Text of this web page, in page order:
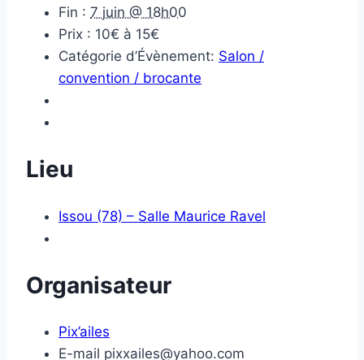
Fin : 7 juin @ 18h00
Prix : 10€ à 15€
Catégorie d’Évènement: Salon /
convention / brocante
Lieu
Issou (78) – Salle Maurice Ravel
Organisateur
Pix’ailes
E-mail pixxailes@yahoo.com